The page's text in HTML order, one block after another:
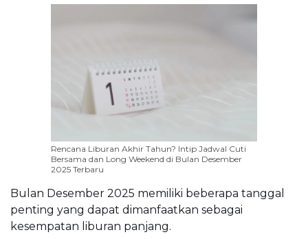
Rencana Liburan Akhir Tahun? Intip Jadwal Cuti
Bersama dan Long Weekend di Bulan Desember
2025 Terbaru
Bulan Desember 2025 memiliki beberapa tanggal
penting yang dapat dimanfaatkan sebagai
kesempatan liburan panjang.